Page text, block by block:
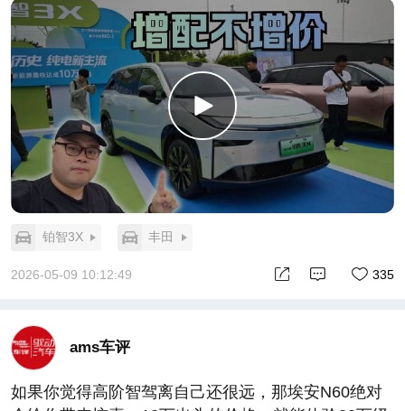
铂智3X 丰田
2026-05-09 10:12:49 335
ams车评
如果你觉得高阶智驾离自己还很远，那埃安N60绝对